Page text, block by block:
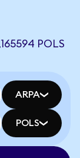
POLS
ARPA
POLS